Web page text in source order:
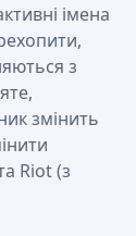
імена
з
змінить
Riot (з